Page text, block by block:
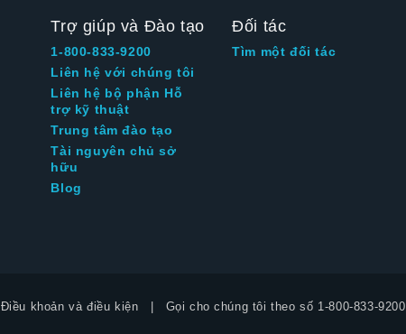
Trợ giúp và Đào tạo
1-800-833-9200
Liên hệ với chúng tôi
Liên hệ bộ phận Hỗ
trợ kỹ thuật
Trung tâm đào tạo
Tài nguyên chủ sở
hữu
Blog
Đối tác
Tìm một đối tác
Điều khoản và điều kiện Gọi cho chúng tôi theo số 1-800-833-9200